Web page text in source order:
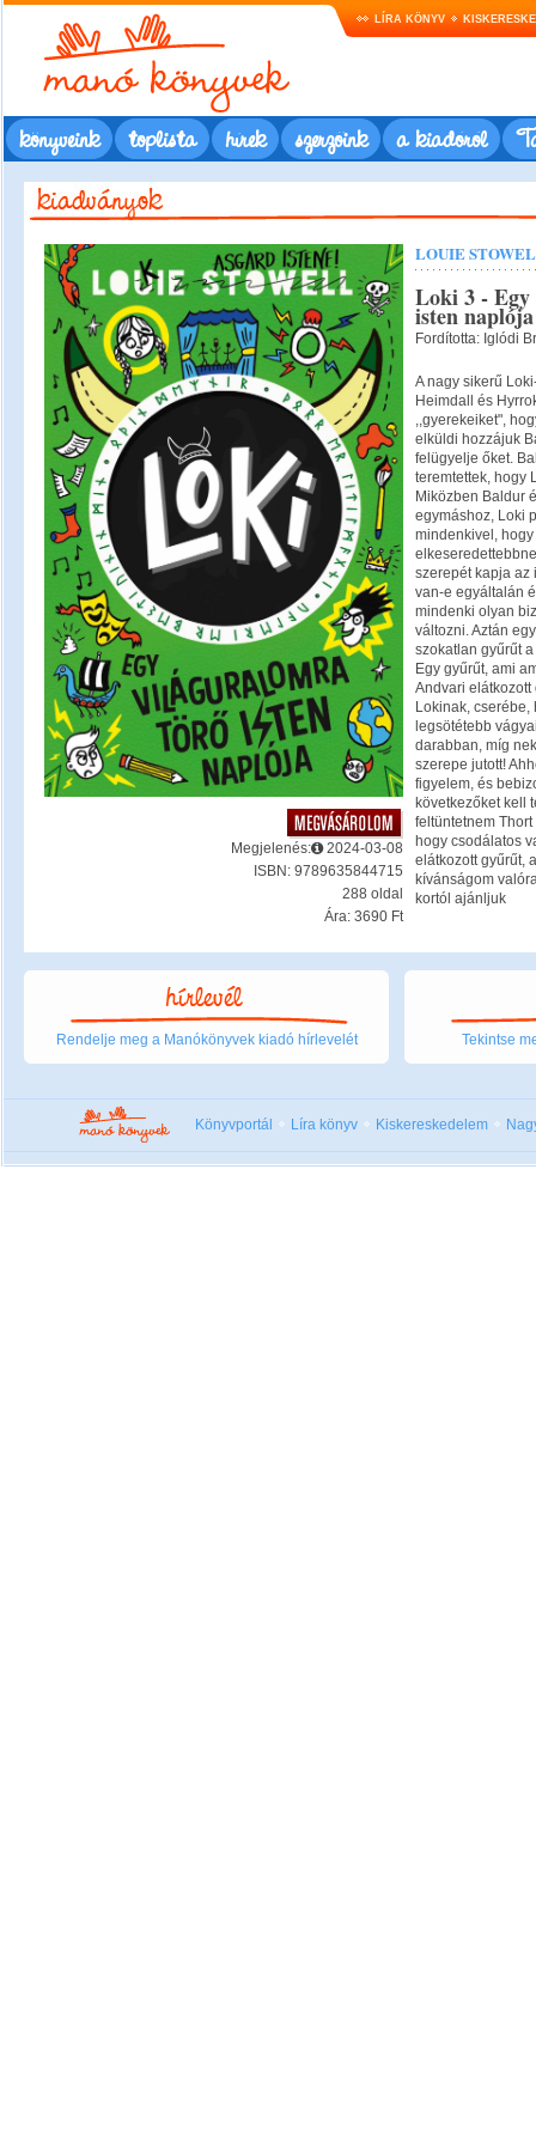
LÍRA KÖNYV
könyveink toplista hírek szerzőink a kiadóról
Megjelenés:
2024-03-08
ISBN: 9789635844715
288 oldal
Ára: 3690 Ft
LOUIE
Loki 3 -
isten naplója
Fordította: Iglódi
A nagy sikerű
Heimdall és
,,gyerekeiket",
elküldi hozzájuk
felügyelje őket.
teremtettek, hogy
Miközben Baldur
egymáshoz, Loki
mindenkivel,
szerepét kapja
van-e egyáltalán
mindenki olyan
változni. Aztán
szokatlan gyűrűt
Egy gyűrűt, ami
Andvari elátkozott
Lokinak,
legsötétebb
darabban, míg
szerepe jutott!
figyelem, és
következőket kell
feltüntetnem
hogy csodálatos
elátkozott gyűrűt,
kívánságom
kortól ajánljuk
Rendelje meg a Manókönyvek kiadó hírlevelét Tekintse
Könyvportál Líra könyv Kiskereskedelem